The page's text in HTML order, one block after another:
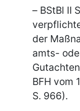
– BStBl II
der
amts-
BFH vom
S. 966).